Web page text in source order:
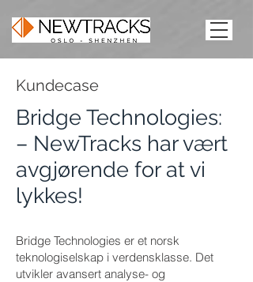
Kundecase
Bridge Technologies:
– NewTracks har vært
avgjørende for at vi
lykkes!
Bridge Technologies er et norsk
teknologiselskap i verdensklasse. Det
utvikler avansert analyse- og